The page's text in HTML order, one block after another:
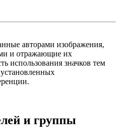
авторами изображения,
и отражающие их
использования значков тем
и группы